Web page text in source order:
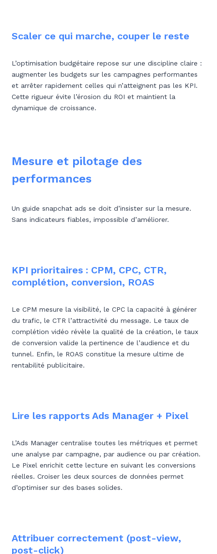
Scaler ce qui marche, couper le reste
L’optimisation budgétaire repose sur une discipline claire :
augmenter les budgets sur les campagnes performantes
et arrêter rapidement celles qui n’atteignent pas les KPI.
Cette rigueur évite l’érosion du ROI et maintient la
dynamique de croissance.
Mesure et pilotage des
performances
Un guide snapchat ads se doit d’insister sur la mesure.
Sans indicateurs fiables, impossible d’améliorer.
KPI prioritaires : CPM, CPC, CTR,
complétion, conversion, ROAS
Le CPM mesure la visibilité, le CPC la capacité à générer
du trafic, le CTR l’attractivité du message. Le taux de
complétion vidéo révèle la qualité de la création, le taux
de conversion valide la pertinence de l’audience et du
tunnel. Enfin, le ROAS constitue la mesure ultime de
rentabilité publicitaire.
Lire les rapports Ads Manager + Pixel
L’Ads Manager centralise toutes les métriques et permet
une analyse par campagne, par audience ou par création.
Le Pixel enrichit cette lecture en suivant les conversions
réelles. Croiser les deux sources de données permet
d’optimiser sur des bases solides.
Attribuer correctement (post-view,
post-click)